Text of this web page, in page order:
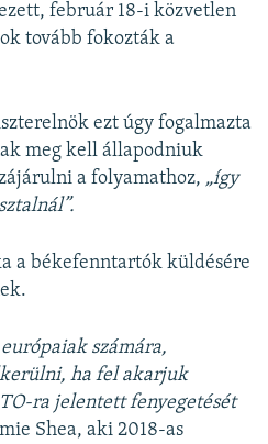
február 18-i közvetlen
tovább fokozták a
ezt úgy fogalmazta
meg kell állapodniuk
a folyamathoz, „így
a békefenntartók küldésére
számára,
ha fel akarjuk
ra jelentett fenyegetését
Shea, aki 2018-as